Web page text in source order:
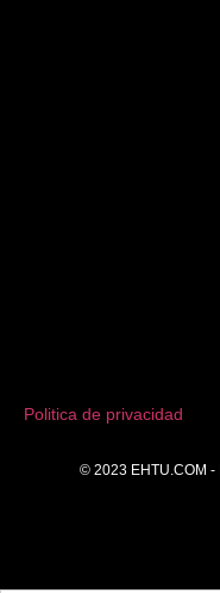
Politica de privacidad
© 2023 EHTU.COM -